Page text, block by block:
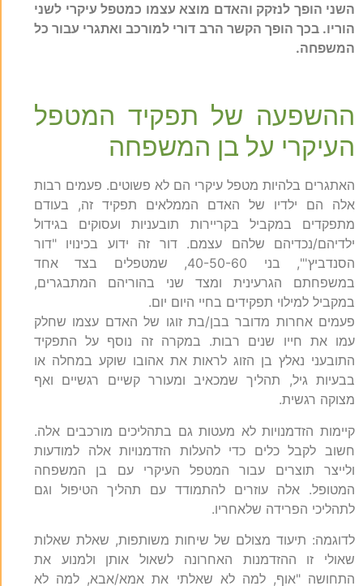
השני הופך לנזקק והאדם מוצא עצמו כמטפל עיקרי לשני
הוריו. בכך הופך הקשר הרב דורי למורכב ואתגרי עבור כל
המשפחה.
ההשפעה של תפקיד המטפל
העיקרי על בן המשפחה
האתגרים בלהיות מטפל עיקרי הם לא פשוטים. פעמים רבות
אלה הם ילדיו של האדם הממלאים תפקיד זה, בעודם
מתפקדים במקביל בקריירות תובעניות ועסוקים בגידול
ילדיהם/נכדיהם שלהם עצמם. דור זה ידוע בכינויו "דור
הסנדביץ'", בני 40-50-60, שמטפלים בצד אחד
במשפחתם הגרעינית ומצד שני בהוריהם המתבגרים,
במקביל למילוי תפקידים בחיי היום יום.
פעמים אחרות מדובר בבן/בת זוגו של האדם עצמו שחלק
עמו את חייו שנים רבות. במקרה זה נוסף על התפקיד
התובעני נאלץ בן הזוג לראות את אהובו שוקע במחלה או
בבעיות גיל, תהליך שמכאיב ומעורר קשיים רגשיים ואף
מצוקה רגשית.
קיימות הזדמנויות לא מעטות גם בתהליכים מורכבים אלה.
חשוב לקבל כלים כדי להעלות הזדמנויות אלה למודעות
ולייצר תוצרים עבור המטפל העיקרי עם בן המשפחה
המטופל. אלה עוזרים להתמודד עם תהליך הטיפול וגם
לתהליכי הפרידה שלאחריו.
לדוגמה: תיעוד מצולם של שיחות משותפות, שאלת שאלות
שאולי זו ההזדמנות האחרונה לשאול אותן ולמנוע את
התחושה "אוף, למה לא שאלתי את אמא/אבא, למה לא